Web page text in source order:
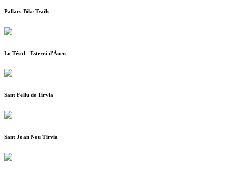
Pallars Bike Trails
Lo Tésol - Esterri d'Àneu
Sant Feliu de Tírvia
Sant Joan Nou Tirvia